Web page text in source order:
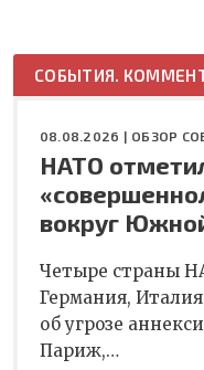
СОБЫТИЯ.
08.08.2026 | ОБЗОР
НАТО
вокруг
Четыре страны
Германия,
об угрозе
Париж,…